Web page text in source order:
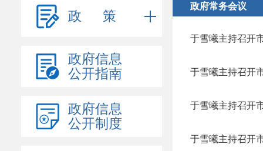
政 策
政府信息
公开指南
政府信息
公开制度
政府常务会议
于雪曦主持召开
于雪曦主持召开
于雪曦主持召开
于雪曦主持召开